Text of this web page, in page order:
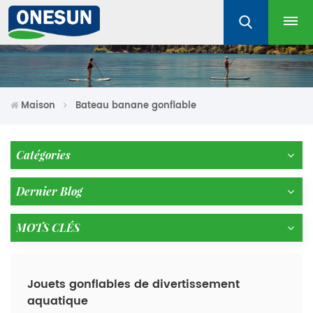
Maison Bateau banane gonflable
Catégories
Dernier Blog
MOTS CLÉS
Jouets gonflables de divertissement
aquatique